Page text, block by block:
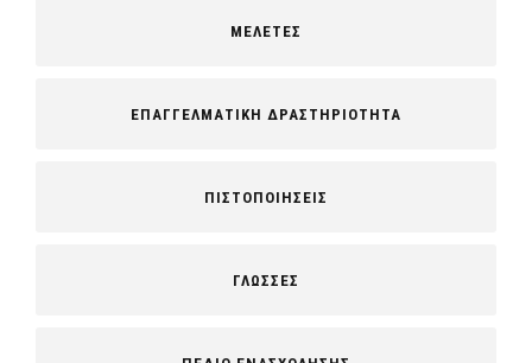
ΜΕΛΕΤΕΣ
ΕΠΑΓΓΕΛΜΑΤΙΚΗ ΔΡΑΣΤΗΡΙΟΤΗΤΑ
ΠΙΣΤΟΠΟΙΗΣΕΙΣ
ΓΛΩΣΣΕΣ